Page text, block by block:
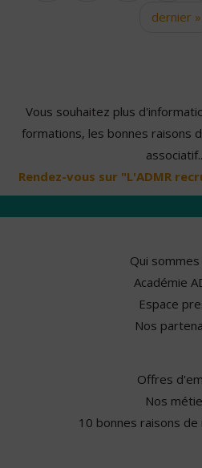
dernier »
Vous souhaitez plus
formations, les bonnes raisons
Rendez-vous sur "L'ADMR
Qui sommes
Académie
Espace
Nos
Offres
Nos
10 bonnes raisons